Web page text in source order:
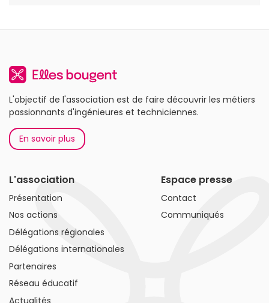
L'objectif de l'association est de faire découvrir les métiers
passionnants d'ingénieures et techniciennes.
En savoir plus
L'association
Présentation
Nos actions
Délégations régionales
Délégations internationales
Partenaires
Réseau éducatif
Actualités
Espace presse
Contact
Communiqués